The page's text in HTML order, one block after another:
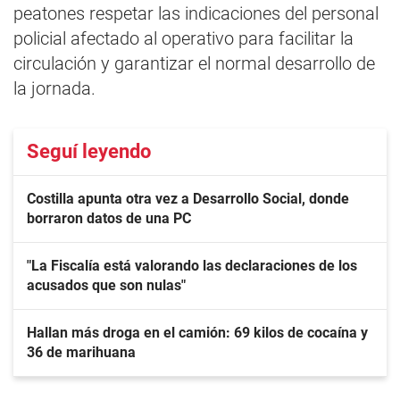
peatones respetar las indicaciones del personal
policial afectado al operativo para facilitar la
circulación y garantizar el normal desarrollo de
la jornada.
Seguí leyendo
Costilla apunta otra vez a Desarrollo Social, donde
borraron datos de una PC
"La Fiscalía está valorando las declaraciones de los
acusados que son nulas"
Hallan más droga en el camión: 69 kilos de cocaína y
36 de marihuana